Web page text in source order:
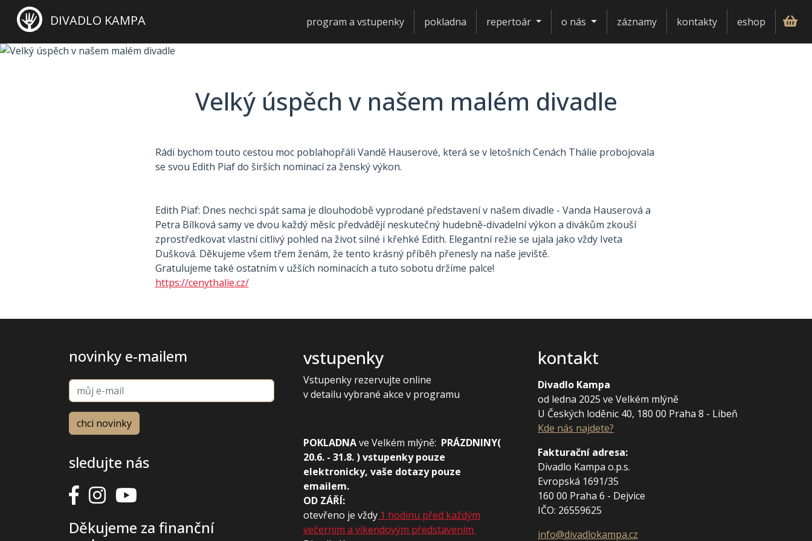
DIVADLO KAMPA program a vstupenky pokladna repertoár o nás záznamy kontakty eshop
Velký úspěch v našem malém divadle
Rádi bychom touto cestou moc poblahopřáli Vandě Hauserové, která se v letošních Cenách Thálie probojovala
se svou Edith Piaf do širších nominací za ženský výkon.
Edith Piaf: Dnes nechci spát sama je dlouhodobě vyprodané představení v našem divadle - Vanda Hauserová a
Petra Bílková samy ve dvou každý měsíc předvádějí neskutečný hudebně-divadelní výkon a divákům zkouší
zprostředkovat vlastní citlivý pohled na život silné i křehké Edith. Elegantní režie se ujala jako vždy Iveta
Dušková. Děkujeme všem třem ženám, že tento krásný příběh přenesly na naše jeviště.
Gratulujeme také ostatním v užších nominacích a tuto sobotu držíme palce!
https://cenythalie.cz/
novinky e-mailem
sledujte nás
Děkujeme za finanční
vstupenky
Vstupenky rezervujte online
v detailu vybrané akce v programu
POKLADNAve Velkém mlýně: PRÁZDNINY(
20.6. - 31.8. ) vstupenky pouze
elektronicky, vaše dotazy pouze
emailem.
OD ZÁŘÍ:
otevřeno je vždy 1 hodinu před každým
večerním a víkendovým představením
kontakt
Divadlo Kampa
od ledna 2025 ve Velkém mlýně
U Českých loděnic 40, 180 00 Praha 8 - Libeň
Kde nás najdete?
Fakturační adresa:
Divadlo Kampa o.p.s.
Evropská 1691/35
160 00 Praha 6 - Dejvice
IČO: 26559625
info@divadlokampa.cz